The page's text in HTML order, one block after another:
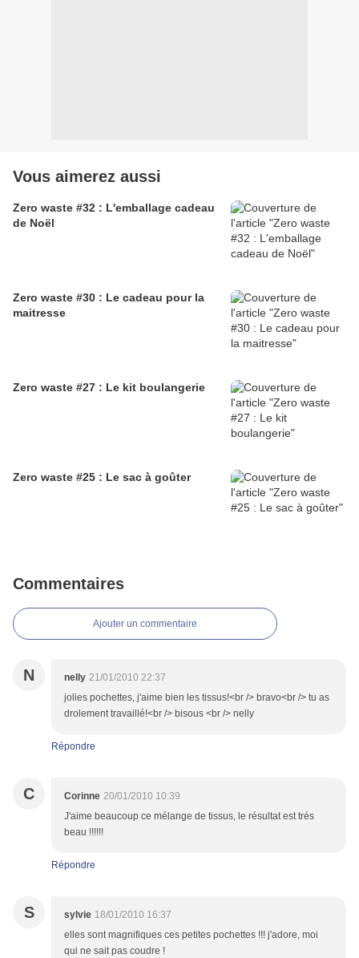
Vous aimerez aussi
Zero waste #32 : L'emballage cadeau
de Noël
Zero waste #30 : Le cadeau pour la
maitresse
Zero waste #27 : Le kit boulangerie
Zero waste #25 : Le sac à goûter
Commentaires
Ajouter un commentaire
N nelly 21/01/2010 22:37
jolies pochettes, j'aime bien les tissus!<br /> bravo<br /> tu as
drolement travaillé!<br /> bisous <br /> nelly
Répondre
C Corinne 20/01/2010 10:39
J'aime beaucoup ce mélange de tissus, le résultat est trés
beau !!!!!!
Répondre
S sylvie 18/01/2010 16:37
elles sont magnifiques ces petites pochettes !!! j'adore, moi
qui ne sait pas coudre !